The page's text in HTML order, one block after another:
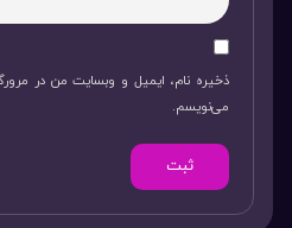
ذخیره نام، ایمیل و وبسایت من در
می‌نویسم.